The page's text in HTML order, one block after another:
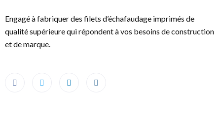
Engagé à fabriquer des filets d’échafaudage imprimés de
qualité supérieure qui répondent à vos besoins de construction
et de marque.